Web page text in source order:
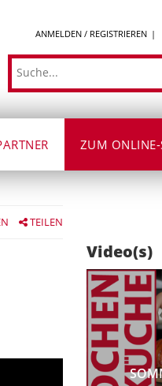
ANMELDEN / REGISTRIEREN
Suche
ZUM
TEILEN
Video(s)